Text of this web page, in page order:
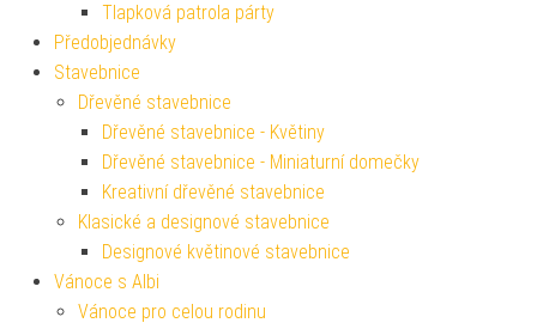
Tlapková patrola párty
Předobjednávky
Stavebnice
Dřevěné stavebnice
Dřevěné stavebnice - Květiny
Dřevěné stavebnice - Miniaturní domečky
Kreativní dřevěné stavebnice
Klasické a designové stavebnice
Designové květinové stavebnice
Vánoce s Albi
Vánoce pro celou rodinu